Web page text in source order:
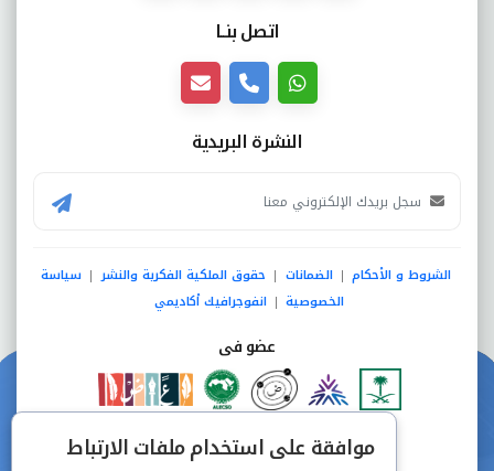
اتصل بنــا
النشرة البريدية
الشروط و الأحكام | الضمانات | حقوق الملكية الفكرية والنشر | سياسة
الخصوصية | انفوجرافيك أكاديمي
عضو فى
دفع آمن من خلال
موافقة على استخدام ملفات الارتباط